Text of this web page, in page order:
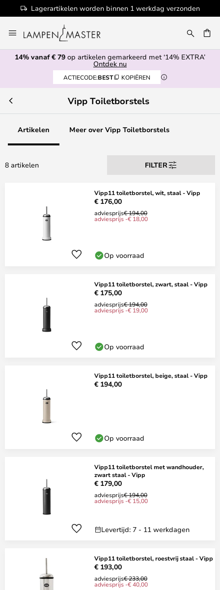
Lagerartikelen worden binnen 1 werkdag verzonden
naar
de
inhoud
14% vanaf € 79 op artikelen gemarkeerd met ‘14% EXTRA’
Ontdek nu
ACTIECODE:BEST KOPIËREN
Vipp Toiletborstels
Artikelen Meer over Vipp Toiletborstels
8 artikelen FILTER
Vipp11 toiletborstel, wit, staal - Vipp
€ 176,00
adviesprijs€ 194,00
adviesprijs -€ 18,00
Op voorraad
Vipp11 toiletborstel, zwart, staal - Vipp
€ 175,00
adviesprijs€ 194,00
adviesprijs -€ 19,00
Op voorraad
Vipp11 toiletborstel, beige, staal - Vipp
€ 194,00
Op voorraad
Vipp11 toiletborstel met wandhouder,
zwart staal - Vipp
€ 179,00
adviesprijs€ 194,00
adviesprijs -€ 15,00
Levertijd: 7 - 11 werkdagen
Vipp11 toiletborstel, roestvrij staal - Vipp
€ 193,00
adviesprijs€ 233,00
adviesprijs -€ 40,00